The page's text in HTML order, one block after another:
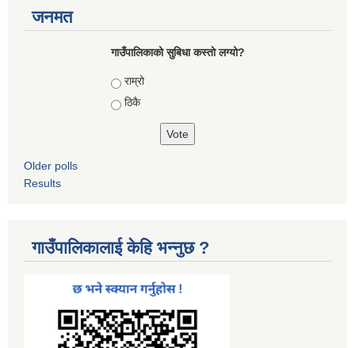
जनमत
गाउँपालिकाको सुबिधा कस्तो लग्यो?
Choices
राम्रो
ठिकै
Older polls
Results
गाउँपालिकालाई केहि भन्नुछ ?